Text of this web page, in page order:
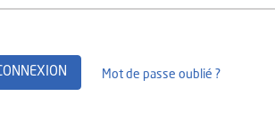
Mot de passe oublié ?